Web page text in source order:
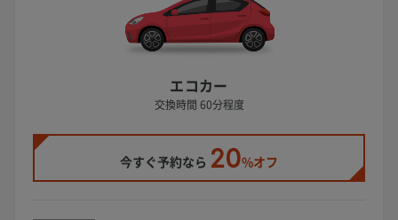
エコカー
交換時間 60分程度
今すぐ予約なら 20%オフ